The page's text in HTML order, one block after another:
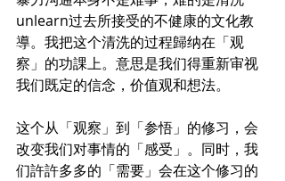
unlearn过去所接受的不健康的文化教
導。我把这个清洗的过程歸纳在「观
察」的功課上。意思是我们得重新审视
我们既定的信念，价值观和想法。
这个从「观察」到「参悟」的修习，会
改变我们对事情的「感受」。同时，我
们許許多多的「需要」会在这个修习的